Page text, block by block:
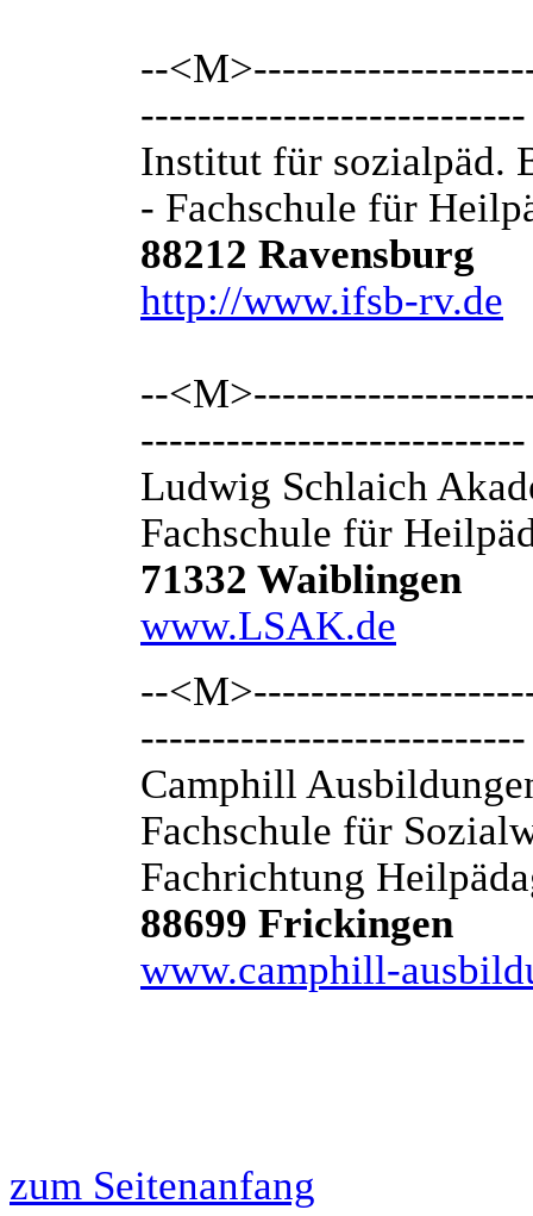
--
---------------------------
Institut für sozialpäd.
- Fachschule für
88212 Ravensburg
http://www.ifsb-rv.de
--
---------------------------
Ludwig Schlaich
Fachschule für
71332 Waiblingen
www.LSAK.de
--
---------------------------
Camphill
Fachschule für
Fachrichtung
88699 Frickingen
www.camphill-
zum Seitenanfang